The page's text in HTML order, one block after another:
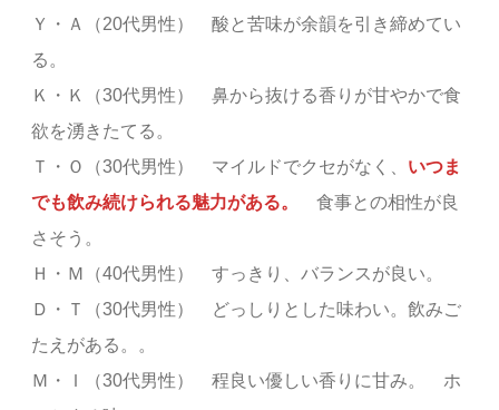
Ｙ・Ａ（20代男性） 酸と苦味が余韻を引き締めてい
る。
Ｋ・Ｋ（30代男性） 鼻から抜ける香りが甘やかで食
欲を湧きたてる。
Ｔ・Ｏ（30代男性） マイルドでクセがなく、 いつま
でも飲み続けられる魅力がある。
食事との相性が良
さそう。
Ｈ・Ｍ（40代男性） すっきり、バランスが良い。
Ｄ・Ｔ（30代男性） どっしりとした味わい。飲みご
たえがある。。
Ｍ・Ｉ（30代男性） 程良い優しい香りに甘み。 ホ